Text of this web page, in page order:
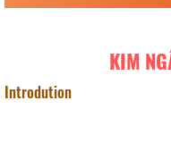
KIM
Introdution